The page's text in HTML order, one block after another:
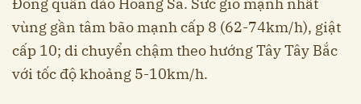
vùng gần tâm bão mạnh cấp 8 (62-74km/h), giật
cấp 10; di chuyển chậm theo hướng Tây Tây Bắc
với tốc độ khoảng 5-10km/h.